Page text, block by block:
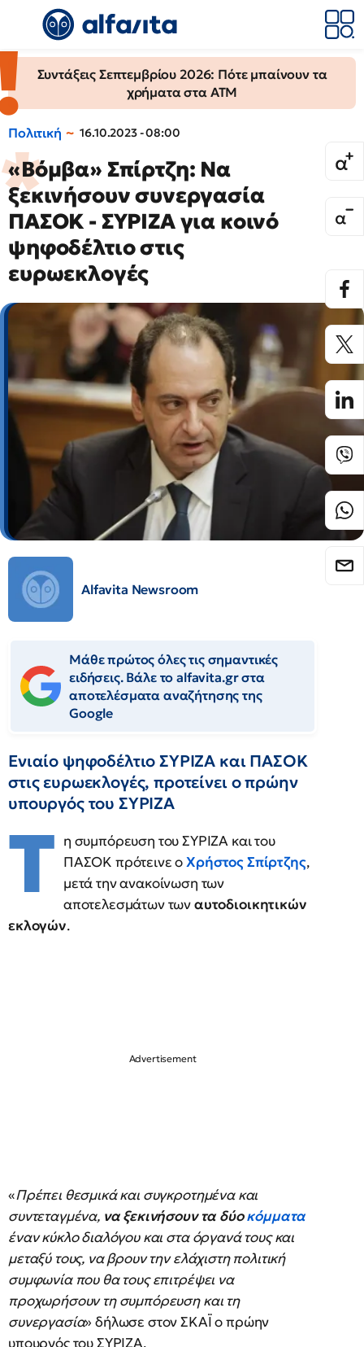
Συντάξεις Σεπτεμβρίου 2026: Πότε μπαίνουν τα
χρήματα στα ΑΤΜ
Πολιτική 16.10.2023 - 08:00
«Βόμβα» Σπίρτζη: Να
ξεκινήσουν συνεργασία
ΠΑΣΟΚ - ΣΥΡΙΖΑ για κοινό
ψηφοδέλτιο στις
ευρωεκλογές
Alfavita Newsroom
Μάθε πρώτος όλες τις σημαντικές
ειδήσεις. Βάλε το alfavita.gr στα
αποτελέσματα αναζήτησης της
Google
Ενιαίο ψηφοδέλτιο ΣΥΡΙΖΑ και ΠΑΣΟΚ
στις ευρωεκλογές, προτείνει ο πρώην
υπουργός του ΣΥΡΙΖΑ
Τ η συμπόρευση του ΣΥΡΙΖΑ και του
ΠΑΣΟΚ πρότεινε οΧρήστος Σπίρτζης,
μετά την ανακοίνωση των
αποτελεσμάτων τωναυτοδιοικητικών
εκλογών.
«Πρέπει θεσμικά και συγκροτημένα και
συντεταγμένα, να ξεκινήσουν τα δύοκόμματα
έναν κύκλο διαλόγου και στα όργανά τους και
μεταξύ τους, να βρουν την ελάχιστη πολιτική
συμφωνία που θα τους επιτρέψει να
προχωρήσουν τη συμπόρευση και τη
συνεργασία» δήλωσε στον ΣΚΑΪ ο πρώην
υπουργός του ΣΥΡΙΖΑ.